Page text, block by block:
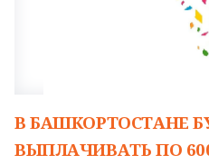
В БАШКОРТОСТАНЕ
ВЫПЛАЧИВАТЬ ПО